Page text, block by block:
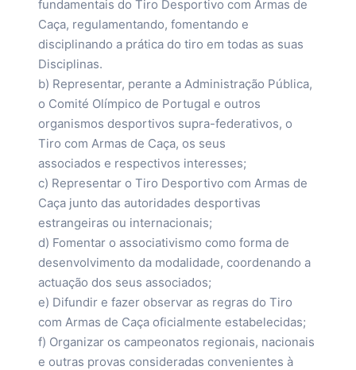
fundamentais do Tiro Desportivo com Armas de
Caça, regulamentando, fomentando e
disciplinando a prática do tiro em todas as suas
Disciplinas.
b) Representar, perante a Administração Pública,
o Comité Olímpico de Portugal e outros
organismos desportivos supra-federativos, o
Tiro com Armas de Caça, os seus
associados e respectivos interesses;
c) Representar o Tiro Desportivo com Armas de
Caça junto das autoridades desportivas
estrangeiras ou internacionais;
d) Fomentar o associativismo como forma de
desenvolvimento da modalidade, coordenando a
actuação dos seus associados;
e) Difundir e fazer observar as regras do Tiro
com Armas de Caça oficialmente estabelecidas;
f) Organizar os campeonatos regionais, nacionais
e outras provas consideradas convenientes à